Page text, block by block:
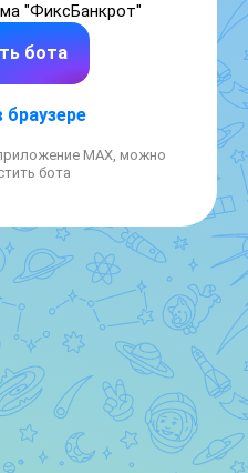
"ФиксБанкрот"
бота
MAX, можно
бота